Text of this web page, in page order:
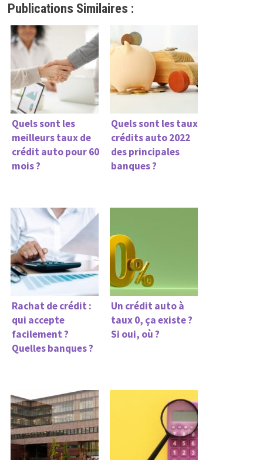
Publications Similaires :
Quels sont les
meilleurs taux de
crédit auto pour 60
mois ?
Quels sont les taux
crédits auto 2022
des principales
banques ?
Rachat de crédit :
qui accepte
facilement ?
Quelles banques ?
Un crédit auto à
taux 0, ça existe ?
Si oui, où ?